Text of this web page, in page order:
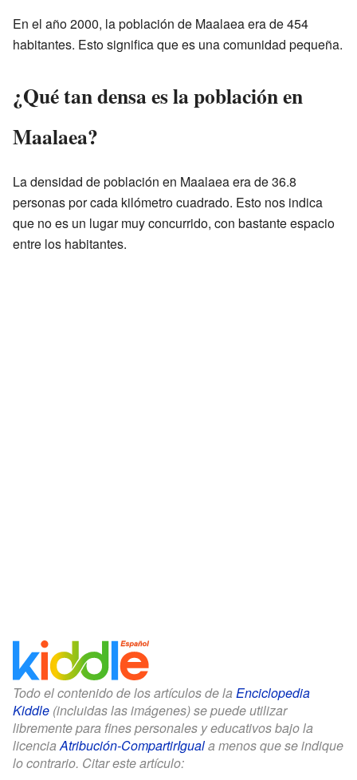
En el año 2000, la población de Maalaea era de 454
habitantes. Esto significa que es una comunidad pequeña.
¿Qué tan densa es la población en
Maalaea?
La densidad de población en Maalaea era de 36.8
personas por cada kilómetro cuadrado. Esto nos indica
que no es un lugar muy concurrido, con bastante espacio
entre los habitantes.
Todo el contenido de los artículos de la Enciclopedia
Kiddle (incluidas las imágenes) se puede utilizar
libremente para fines personales y educativos bajo la
licenciaAtribución-CompartirIguala menos que se indique
lo contrario. Citar este artículo: